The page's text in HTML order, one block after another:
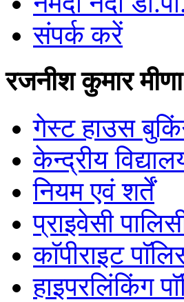
संपर्क करें
रजनीश कुमार मीणा
गेस्ट हाउस
केन्द्रीय
नियम एवं शर्तें
प्राइवेसी
काॅपीराइट
हाइपरलिंकिंग